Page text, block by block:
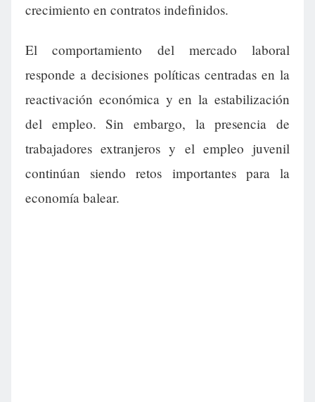
crecimiento en contratos indefinidos.
El comportamiento del mercado laboral
responde a decisiones políticas centradas en la
reactivación económica y en la estabilización
del empleo. Sin embargo, la presencia de
trabajadores extranjeros y el empleo juvenil
continúan siendo retos importantes para la
economía balear.